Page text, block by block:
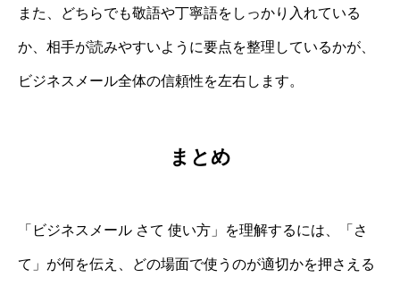
また、どちらでも敬語や丁寧語をしっかり入れている
か、相手が読みやすいように要点を整理しているかが、
ビジネスメール全体の信頼性を左右します。
まとめ
「ビジネスメール さて 使い方」を理解するには、「さ
て」が何を伝え、どの場面で使うのが適切かを押さえる